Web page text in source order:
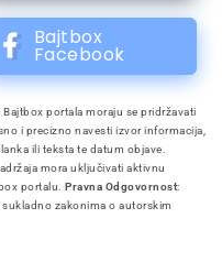
Bajtbox
Facebook
portala moraju se pridržavati
i precizno navesti izvor informacija,
ili teksta te datum objave.
mora uključivati aktivnu
portalu. Pravna Odgovornost:
zakonima o autorskim